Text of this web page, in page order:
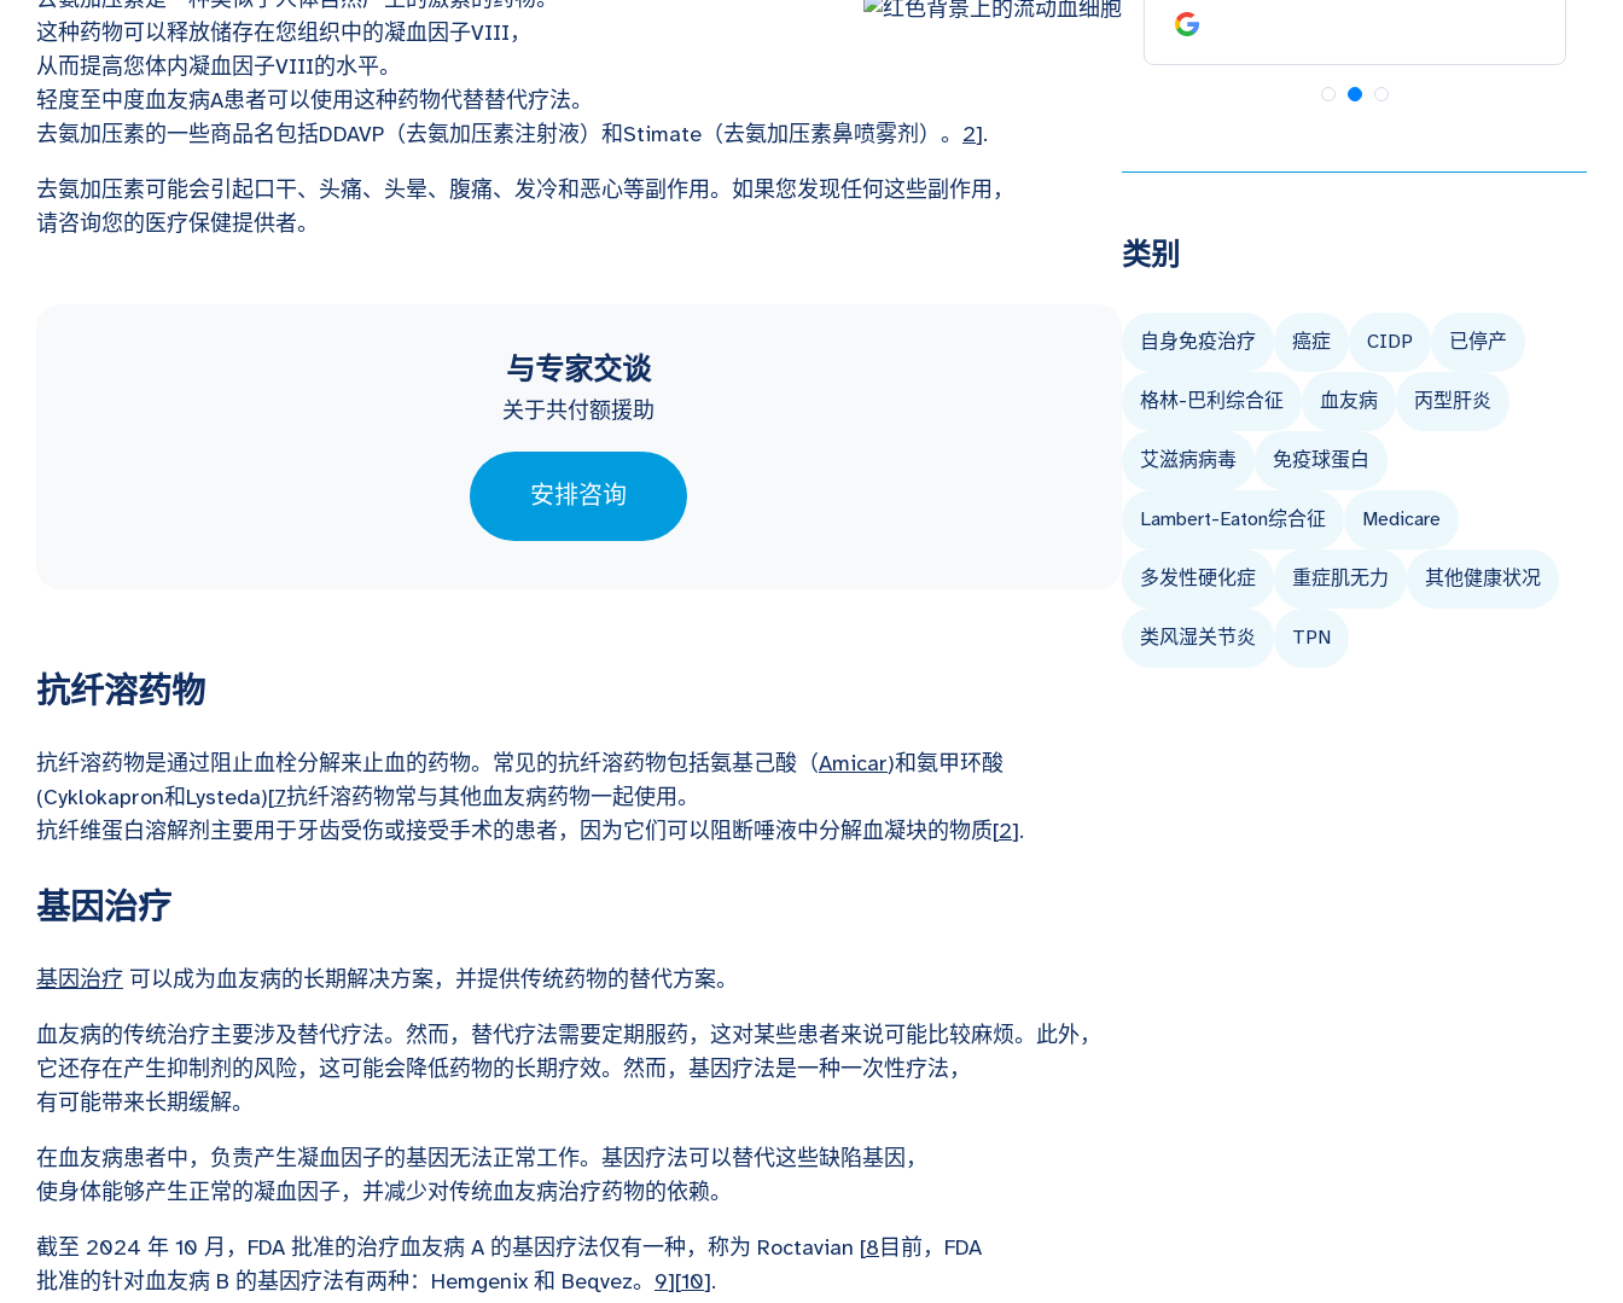
这种药物可以释放储存在您组织中的凝血因子VIII，
从而提高您体内凝血因子VIII的水平。
轻度至中度血友病A患者可以使用这种药物代替替代疗法。
去氨加压素的一些商品名包括DDAVP（去氨加压素注射液）和Stimate（去氨加压素鼻喷雾剂）。 2].
去氨加压素可能会引起口干、头痛、头晕、腹痛、发冷和恶心等副作用。如果您发现任何这些副作用，
请咨询您的医疗保健提供者。
与专家交谈
关于共付额援助
安排咨询
抗纤溶药物
抗纤溶药物是通过阻止血栓分解来止血的药物。常见的抗纤溶药物包括氨基己酸（Amicar)和氨甲环酸
(Cyklokapron和Lysteda)[7抗纤溶药物常与其他血友病药物一起使用。
抗纤维蛋白溶解剂主要用于牙齿受伤或接受手术的患者，因为它们可以阻断唾液中分解血凝块的物质[2].
基因治疗
基因治疗 可以成为血友病的长期解决方案，并提供传统药物的替代方案。
血友病的传统治疗主要涉及替代疗法。然而，替代疗法需要定期服药，这对某些患者来说可能比较麻烦。此外，
它还存在产生抑制剂的风险，这可能会降低药物的长期疗效。然而，基因疗法是一种一次性疗法，
有可能带来长期缓解。
在血友病患者中，负责产生凝血因子的基因无法正常工作。基因疗法可以替代这些缺陷基因，
使身体能够产生正常的凝血因子，并减少对传统血友病治疗药物的依赖。
截至 2024 年 10 月，FDA 批准的治疗血友病 A 的基因疗法仅有一种，称为 Roctavian [8 目前，FDA
批准的针对血友病 B 的基因疗法有两种：Hemgenix 和 Beqvez。 9][10].
类别
自身免疫治疗 癌症 CIDP 已停产
格林-巴利综合征 血友病 丙型肝炎
艾滋病病毒 免疫球蛋白
Lambert-Eaton综合征 Medicare
多发性硬化症 重症肌无力 其他健康状况
类风湿关节炎 TPN